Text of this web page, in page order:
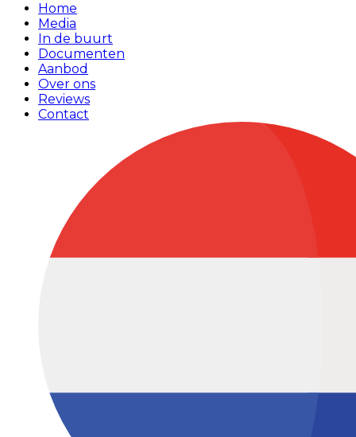
Home
Media
In de buurt
Documenten
Aanbod
Over ons
Reviews
Contact